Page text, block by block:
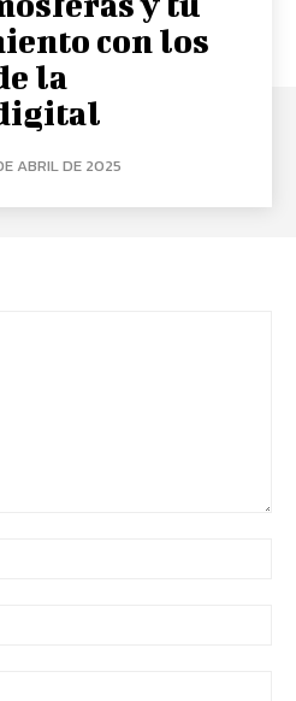
con los
la
ABRIL DE 2025